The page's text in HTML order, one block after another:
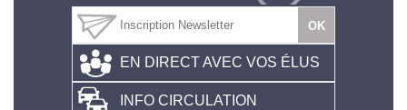
EN DIRECT AVEC VOS ÉLUS
INFO CIRCULATION